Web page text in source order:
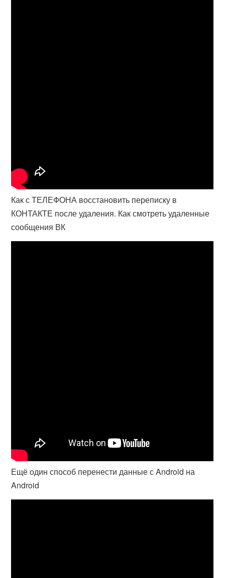
Как с ТЕЛЕФОНА восстановить переписку в
КОНТАКТЕ после удаления. Как смотреть удаленные
сообщения ВК
Ещё один способ перенести данные с Android на
Android